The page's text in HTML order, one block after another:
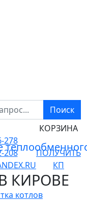
Поиск
278
208
КОРЗИНА
ПОЛУЧИТЬ
КП
КИРОВЕ
котлов